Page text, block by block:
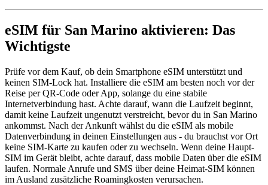
eSIM für San Marino aktivieren: Das
Wichtigste
Prüfe vor dem Kauf, ob dein Smartphone eSIM unterstützt und
keinen SIM-Lock hat. Installiere die eSIM am besten noch vor der
Reise per QR-Code oder App, solange du eine stabile
Internetverbindung hast. Achte darauf, wann die Laufzeit beginnt,
damit keine Laufzeit ungenutzt verstreicht, bevor du in San Marino
ankommst. Nach der Ankunft wählst du die eSIM als mobile
Datenverbindung in deinen Einstellungen aus - du brauchst vor Ort
keine SIM-Karte zu kaufen oder zu wechseln. Wenn deine Haupt-
SIM im Gerät bleibt, achte darauf, dass mobile Daten über die eSIM
laufen. Normale Anrufe und SMS über deine Heimat-SIM können
im Ausland zusätzliche Roamingkosten verursachen.